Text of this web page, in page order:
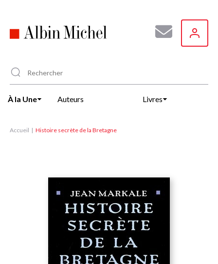
principal
À la Une Auteurs Livres
Accueil Histoire secrète de la Bretagne